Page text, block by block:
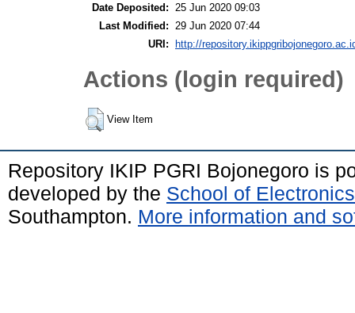
Date Deposited:
25 Jun 2020 09:03
Last Modified:
29 Jun 2020 07:44
URI:
http://
Actions (login required)
View Item
Repository IKIP PGRI Bojonegoro is
developed by the School of
Southampton. More information and